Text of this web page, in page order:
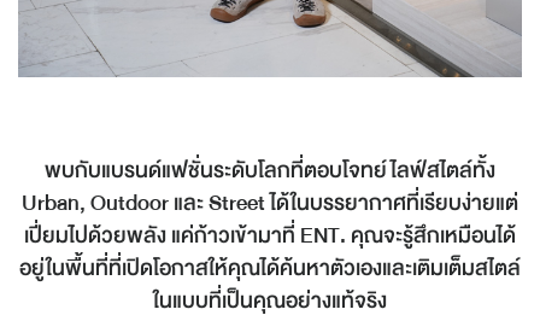
พบกับแบรนด์แฟชั่นระดับโลกที่ตอบโจทย์ไลฟ์สไตล์ทั้ง
Urban, Outdoor และ Street ได้ในบรรยากาศที่เรียบง่ายแต่
เปี่ยมไปด้วยพลัง แค่ก้าวเข้ามาที่ ENT. คุณจะรู้สึกเหมือนได้
อยู่ในพื้นที่ที่เปิดโอกาสให้คุณได้ค้นหาตัวเองและเติมเต็มสไตล์
ในแบบที่เป็นคุณอย่างแท้จริง